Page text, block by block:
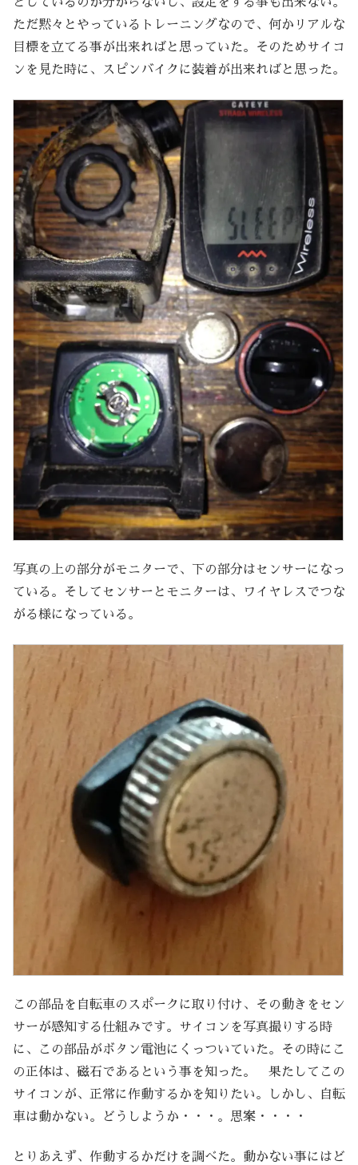
ただ黙々とやっているトレーニングなので、何かリアルな
目標を立てる事が出来ればと思っていた。そのためサイコ
ンを見た時に、スピンバイクに装着が出来ればと思った。
写真の上の部分がモニターで、下の部分はセンサーになっ
ている。そしてセンサーとモニターは、ワイヤレスでつな
がる様になっている。
この部品を自転車のスポークに取り付け、その動きをセン
サーが感知する仕組みです。サイコンを写真撮りする時
に、この部品がボタン電池にくっついていた。その時にこ
の正体は、磁石であるという事を知った。 果たしてこの
サイコンが、正常に作動するかを知りたい。しかし、自転
車は動かない。どうしようか・・・。思案・・・・
とりあえず、作動するかだけを調べた。動かない事にはど